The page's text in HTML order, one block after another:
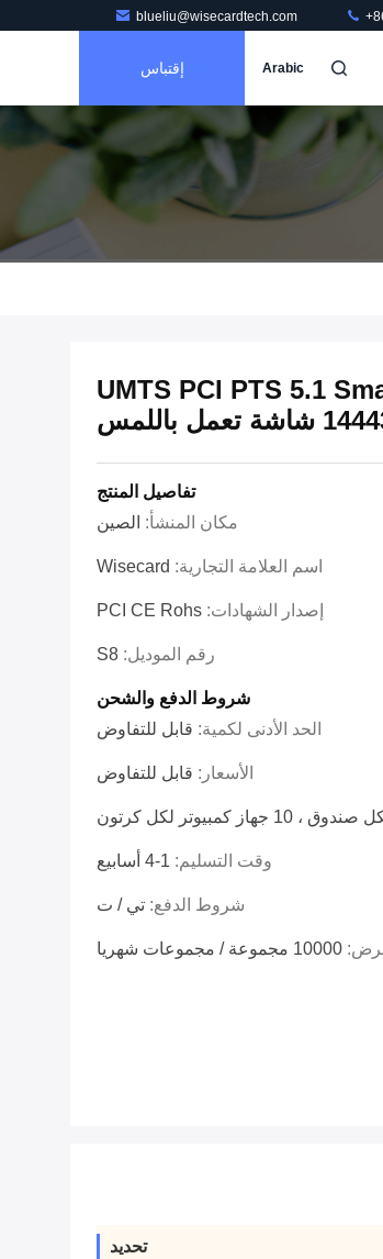
blueliu@wisecardtech.com
Arabic إقتباس
UMTS PCI PTS 5.1
شاشة تعمل باللمس
تفاصيل المنتج
مكان المنشأ: الصين
اسم العلامة التجارية: Wisecard
إصدار الشهادات: PCI CE Rohs
رقم الموديل: S8
شروط الدفع والشحن
الحد الأدنى لكمية: قابل للتفاوض
الأسعار: قابل للتفاوض
وقت التسليم: 1-4 أسابيع
شروط الدفع: تي / ت
10000 مجموعة / مجموعات شهريا
تحديد